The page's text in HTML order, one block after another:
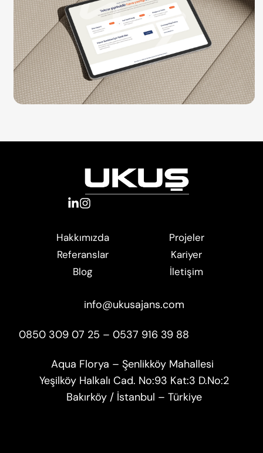
Hakkımızda
Referanslar
Blog
Projeler
Kariyer
İletişim
info@ukusajans.com
0850 309 07 25 – 0537 916 39 88
Aqua Florya – Şenlikköy Mahallesi
Yeşilköy Halkalı Cad. No:93 Kat:3 D.No:2
Bakırköy / İstanbul – Türkiye